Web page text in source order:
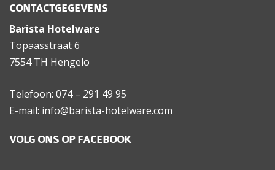
CONTACTGEGEVENS
Barista Hotelware
Topaasstraat 6
7554 TH Hengelo
Telefoon: 074 – 291 49 95
E-mail: info@barista-hotelware.com
VOLG ONS OP FACEBOOK